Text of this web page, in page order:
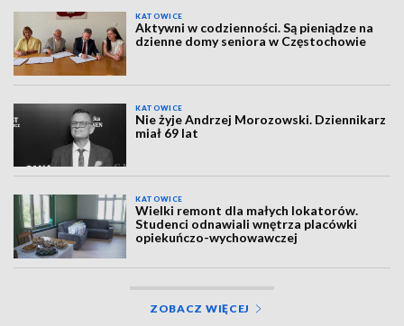
KATOWICE
Aktywni w codzienności. Są pieniądze na
dzienne domy seniora w Częstochowie
KATOWICE
Nie żyje Andrzej Morozowski. Dziennikarz
miał 69 lat
KATOWICE
Wielki remont dla małych lokatorów.
Studenci odnawiali wnętrza placówki
opiekuńczo-wychowawczej
ZOBACZ WIĘCEJ